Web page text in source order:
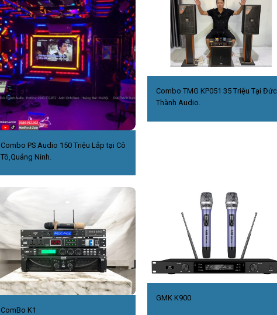
Combo PS Audio 150 Triệu Lắp tại Cô
Tô,Quảng Ninh.
Combo TMG KP051 35 Triệu Tại Đức
Thành Audio.
ComBo K1
GMK K900